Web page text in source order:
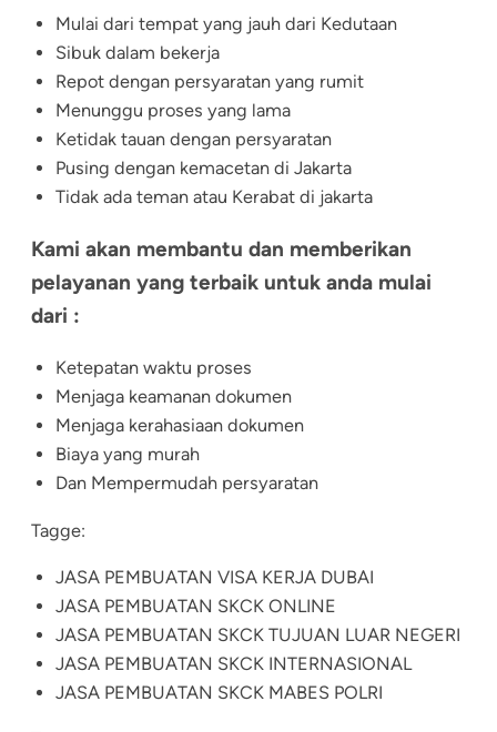
Mulai dari tempat yang jauh dari Kedutaan
Sibuk dalam bekerja
Repot dengan persyaratan yang rumit
Menunggu proses yang lama
Ketidak tauan dengan persyaratan
Pusing dengan kemacetan di Jakarta
Tidak ada teman atau Kerabat di jakarta
Kami akan membantu dan memberikan
pelayanan yang terbaik untuk anda mulai
dari :
Ketepatan waktu proses
Menjaga keamanan dokumen
Menjaga kerahasiaan dokumen
Biaya yang murah
Dan Mempermudah persyaratan
Tagge:
JASA PEMBUATAN VISA KERJA DUBAI
JASA PEMBUATAN SKCK ONLINE
JASA PEMBUATAN SKCK TUJUAN LUAR NEGERI
JASA PEMBUATAN SKCK INTERNASIONAL
JASA PEMBUATAN SKCK MABES POLRI